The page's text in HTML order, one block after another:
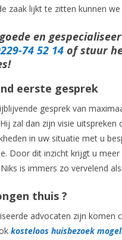
zaak lijkt te zitten kunnen
en
74 52 14 of stuur
eerste gesprek
gesprek van
zal dan zijn visie uitspreken
in uw situatie met u
Door dit inzicht krijgt u
is immers zo vervelend
thuis ?
advocaten zijn
kosteloos huisbezoek